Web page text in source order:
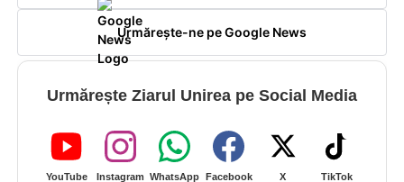
Urmărește-ne pe Google News
Urmărește Ziarul Unirea pe Social Media
YouTube Instagram WhatsApp Facebook X TikTok